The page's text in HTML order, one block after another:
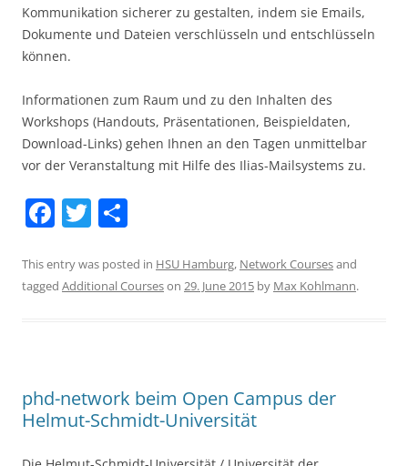
Kommunikation sicherer zu gestalten, indem sie Emails,
Dokumente und Dateien verschlüsseln und entschlüsseln
können.
Informationen zum Raum und zu den Inhalten des
Workshops (Handouts, Präsentationen, Beispieldaten,
Download-Links) gehen Ihnen an den Tagen unmittelbar
vor der Veranstaltung mit Hilfe des Ilias-Mailsystems zu.
F
c
e
o
k
T
itt
er
ar
e
This entry was posted in HSU Hamburg, Network Coursesand
tagged Additional Courseson 29. June 2015 by Max Kohlmann.
phd-network beim Open Campus der
Helmut-Schmidt-Universität